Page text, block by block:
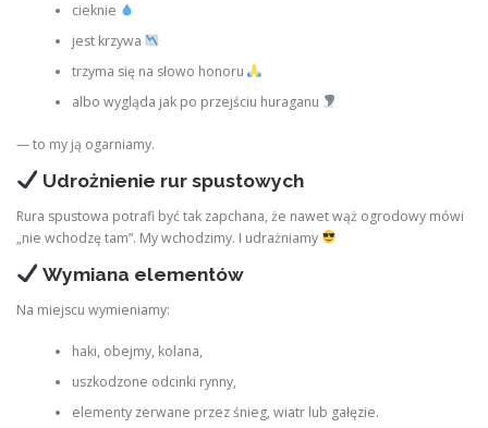
cieknie
jest krzywa
trzyma się na słowo honoru
albo wygląda jak po przejściu huraganu
— to my ją ogarniamy.
Udrożnienie rur spustowych
Rura spustowa potrafi być tak zapchana, że nawet wąż ogrodowy mówi
„nie wchodzę tam”. My wchodzimy. I udrażniamy
Wymiana elementów
Na miejscu wymieniamy:
haki, obejmy, kolana,
uszkodzone odcinki rynny,
elementy zerwane przez śnieg, wiatr lub gałęzie.